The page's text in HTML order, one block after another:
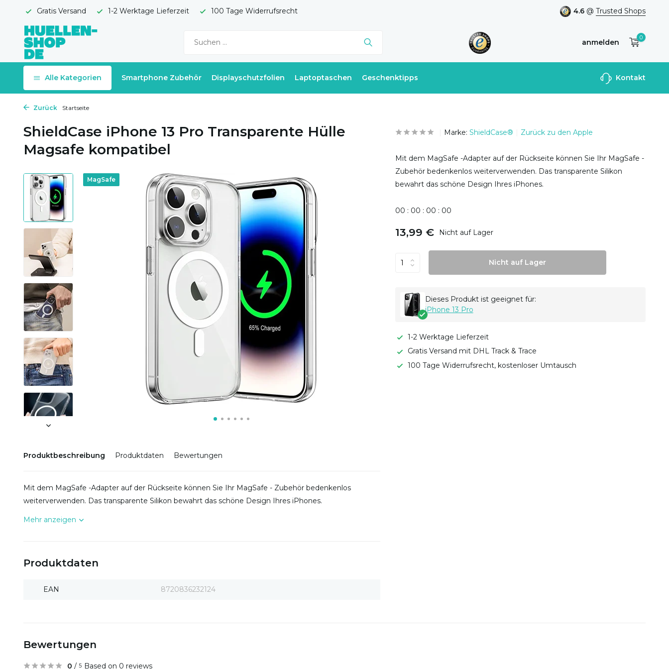
Gratis Versand 1-2 Werktage Lieferzeit 100 Tage Widerrufsrecht 4.6 @ Trusted Shops
anmelden
Benutzerkonto
0
Alle Kategorien Smartphone Zubehör Displayschutzfolien Laptoptaschen Geschenktipps Kontakt
Zurück Startseite
ShieldCase iPhone 13 Pro Transparente Hülle
Magsafe kompatibel
MagSafe
Produktbeschreibung Produktdaten Bewertungen
Mit dem MagSafe -Adapter auf der Rückseite können Sie Ihr MagSafe - Zubehör bedenkenlos
weiterverwenden. Das transparente Silikon bewahrt das schöne Design Ihres iPhones.
Mehr anzeigen
Produktdaten
EAN 8720836232124
Marke: ShieldCase® Zurück zu den Apple
Mit dem MagSafe -Adapter auf der Rückseite können Sie Ihr MagSafe -
Zubehör bedenkenlos weiterverwenden. Das transparente Silikon
bewahrt das schöne Design Ihres iPhones.
00 : 00 : 00 : 00
13,99 € Nicht auf Lager
Nicht auf Lager
Dieses Produkt ist geeignet für:
iPhone 13 Pro
1-2 Werktage Lieferzeit
Gratis Versand mit DHL Track & Trace
100 Tage Widerrufsrecht, kostenloser Umtausch
Bewertungen
0 / 5 Based on 0 reviews